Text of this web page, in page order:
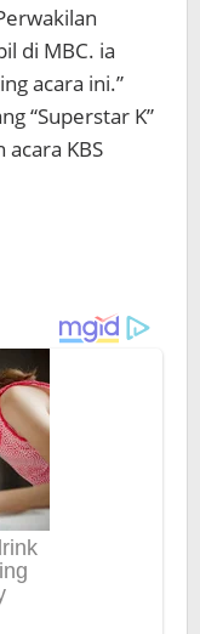
di MBC. ia
acara ini.”
“Superstar K”
KBS